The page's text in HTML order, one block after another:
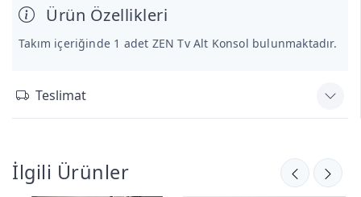
Ürün Özellikleri
Takım içeriğinde 1 adet ZEN Tv Alt Konsol bulunmaktadır.
Teslimat
İlgili Ürünler